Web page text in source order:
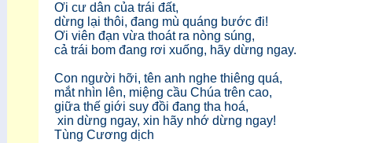
Ơi cư dân của trái đất,
dừng lại thôi, đang mù quáng bước đi!
Ơi viên đạn vừa thoát ra nòng súng,
cả trái bom đang rơi xuống, hãy dừng ngay.
Con người hỡi, tên anh nghe thiêng quá,
mắt nhìn lên, miệng cầu Chúa trên cao,
giữa thế giới suy đồi đang tha hoá,
xin dừng ngay, xin hãy nhớ dừng ngay!
Tùng Cương dịch